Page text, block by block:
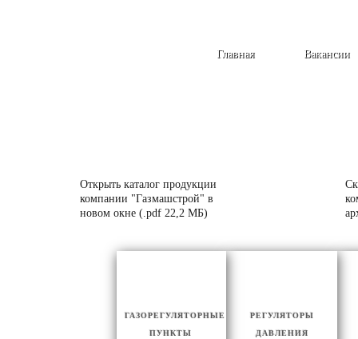
Вакансии
Главная
Открыть каталог продукции
компании "Газмашстрой" в
новом окне (.pdf 22,2 МБ)
РЕГУЛЯТОРЫ
ДАВЛЕНИЯ
ГАЗОРЕГУЛЯТОРНЫЕ
ПУНКТЫ